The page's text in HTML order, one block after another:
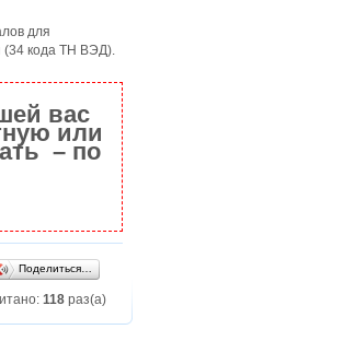
для
(34 кода ТН ВЭД).
вас
или
– по
Поделиться…
118 раз(а)